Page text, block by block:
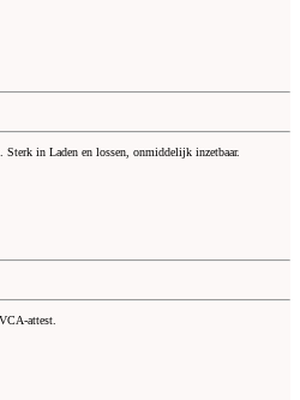
Sterk in Laden en lossen, onmiddelijk inzetbaar.
attest.